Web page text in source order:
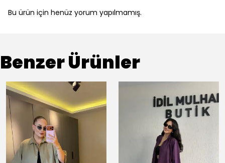
Bu ürün için henüz yorum yapılmamış.
Benzer Ürünler